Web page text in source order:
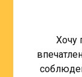
Хочу